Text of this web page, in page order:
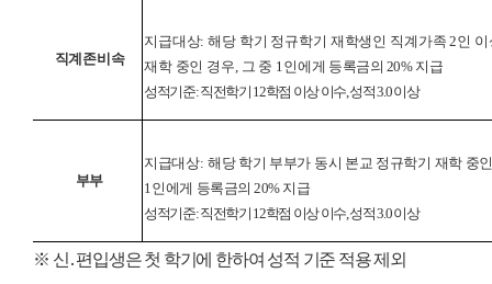
직계존비속
지급대상:해당 학기 정규학기 재학생인 직계가족2인
재학 중인 경우, 그 중 1인에게 등록금의 20% 지급
성적기준:직전학기 12학점 이상 이수,성적3.0이상
부부
지급대상: 해당 학기 부부가 동시 본교 정규학기 재학 중
1인에게 등록금의20% 지급
성적기준:직전학기 12학점 이상 이수,성적3.0이상
※ 신․편입생은 첫 학기에 한하여 성적 기준 적용 제외